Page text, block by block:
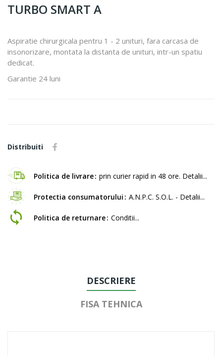
TURBO SMART A
Aspiratie chirurgicala pentru 1 - 2 unituri, fara carcasa de
insonorizare, montata la distanta de unituri, intr-un spatiu
dedicat.
Garantie 24 luni
Distribuiti
Politica de livrare prin curier rapid in 48 ore. Detalii...
Protectia consumatorului A.N.P.C. S.O.L. - Detalii...
Politica de returnare Conditii...
DESCRIERE
FISA TEHNICA